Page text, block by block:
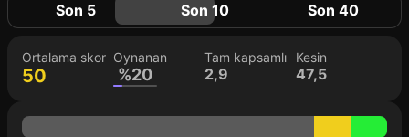
Son 5 Son 10 Son 40
Ortalama skor
50
Oynanan
%20
Tam kapsamlı
2,9
Kesin
47,5